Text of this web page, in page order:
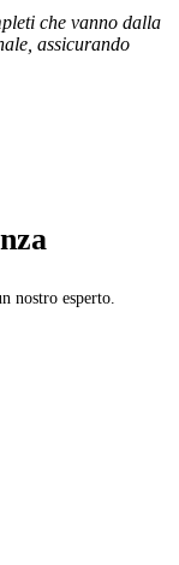
che vanno dalla
assicurando
nostro esperto.